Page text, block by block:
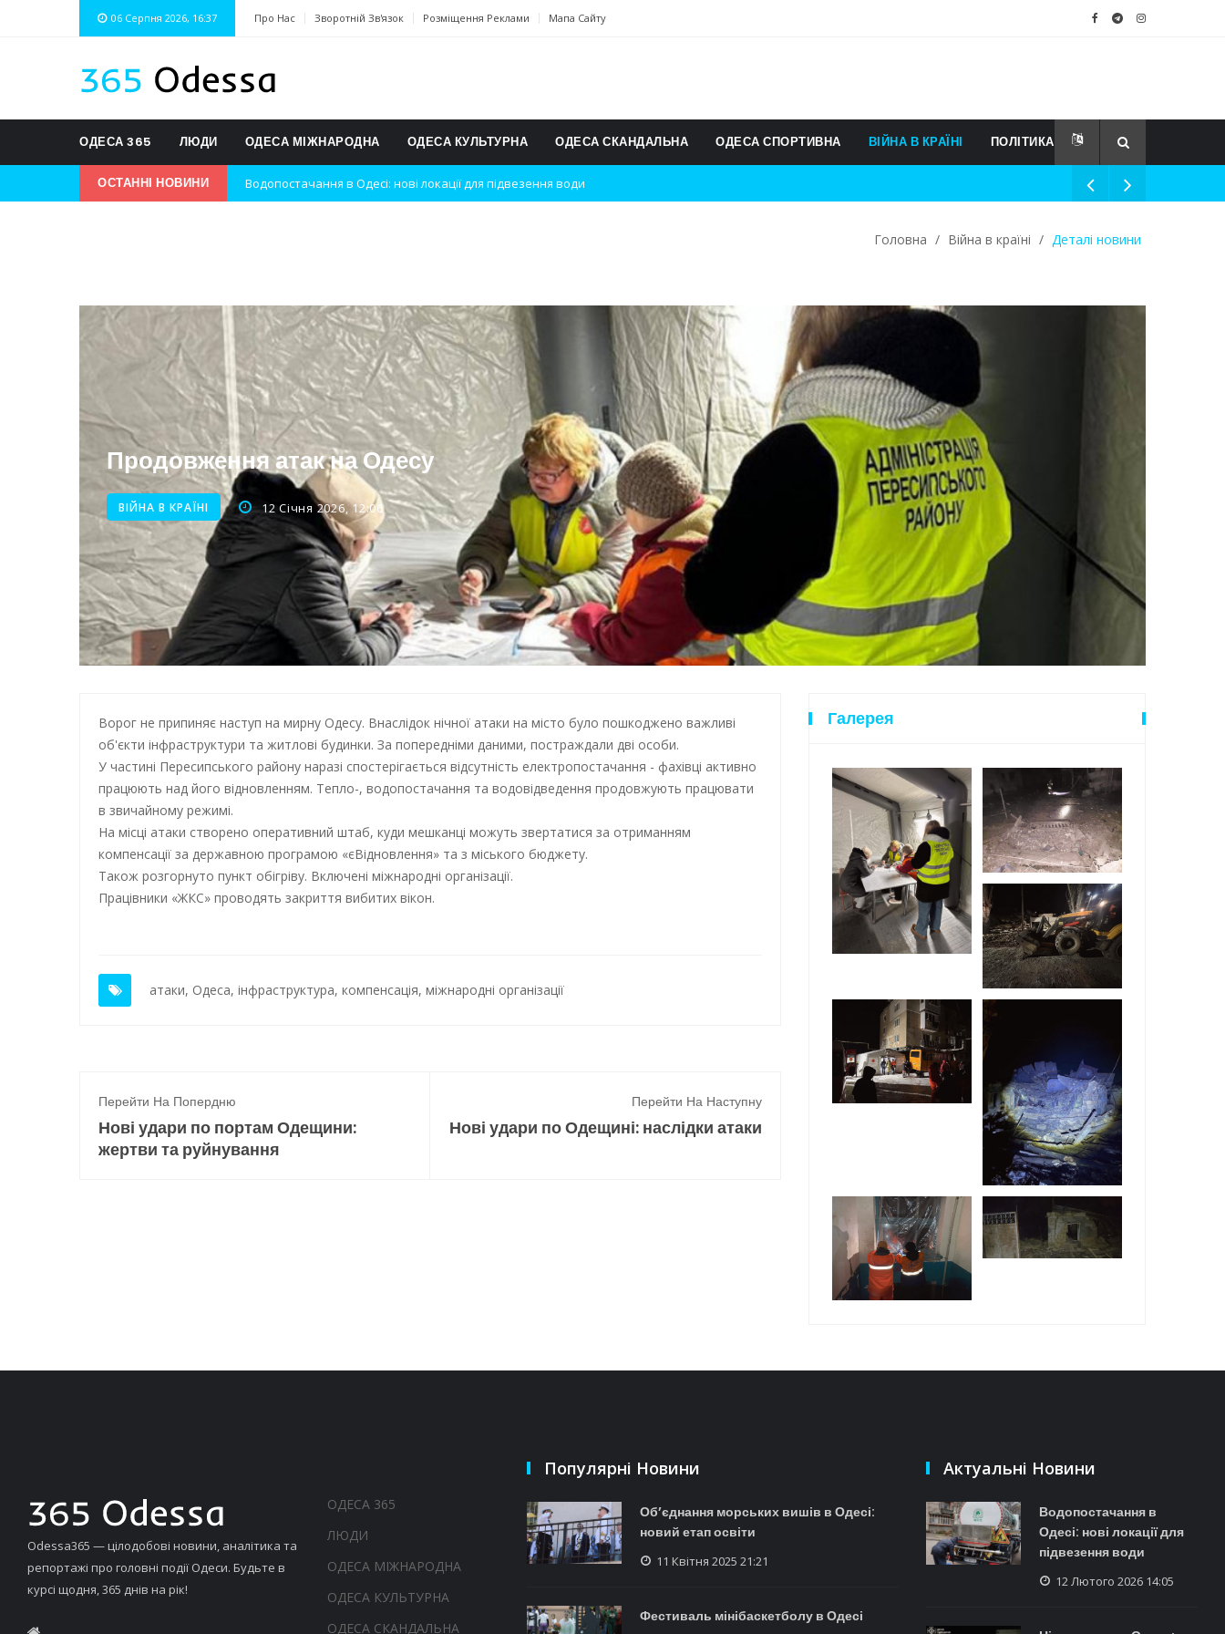
06 Серпня 2026, 16:37 Про Нас Зворотній Зв'язок Розміщення Реклами Мапа Сайту
ОДЕСА 365 ЛЮДИ ОДЕСА МІЖНАРОДНА ОДЕСА КУЛЬТУРНА ОДЕСА СКАНДАЛЬНА ОДЕСА СПОРТИВНА ВІЙНА В КРАЇНІ ПОЛІТИКА
ОСТАННІ НОВИНИ
Нічна атака на Одесу: наслідки вибухів
Успіхи одеситів на європейському чемпіонаті з карате
Новини з Зимової школи інсульту в Швейцарії
Інтеграція ветеранів в українське суспільство
Нічна атака на Одесу: наслідки обстрілу
Енергетична підтримка для Одеси
Головна / Війна в країні / Деталі новини
Продовження атак на Одесу
ВІЙНА В КРАЇНІ 12 Січня 2026, 12:06
Ворог не припиняє наступ на мирну Одесу. Внаслідок нічної атаки на місто було пошкоджено важливі
об'єкти інфраструктури та житлові будинки. За попередніми даними, постраждали дві особи.
У частині Пересипського району наразі спостерігається відсутність електропостачання - фахівці активно
працюють над його відновленням. Тепло-, водопостачання та водовідведення продовжують працювати
в звичайному режимі.
На місці атаки створено оперативний штаб, куди мешканці можуть звертатися за отриманням
компенсації за державною програмою «єВідновлення» та з міського бюджету.
Також розгорнуто пункт обігріву. Включені міжнародні організації.
Працівники «ЖКС» проводять закриття вибитих вікон.
атаки, Одеса, інфраструктура, компенсація, міжнародні організації
Перейти На Попердню
Нові удари по портам Одещини:
жертви та руйнування
Перейти На Наступну
Нові удари по Одещині: наслідки атаки
Галерея
Odessa365 — цілодобові новини, аналітика та
репортажі про головні події Одеси. Будьте в
курсі щодня, 365 днів на рік!
ОДЕСА 365
ЛЮДИ
ОДЕСА МІЖНАРОДНА
ОДЕСА КУЛЬТУРНА
ОДЕСА СКАНДАЛЬНА
Популярні Новини
Об’єднання морських вишів в Одесі:
новий етап освіти
11 Квітня 2025 21:21
Фестиваль мінібаскетболу в Одесі
Актуальні Новини
Водопостачання в
Одесі: нові локації для
підвезення води
12 Лютого 2026 14:05